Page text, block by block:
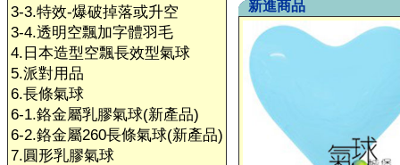
3-3.特效-爆破掉落或升空
3-4.透明空飄加字體羽毛
4.日本造型空飄長效型氣球
5.派對用品
6.長條氣球
6-1.鉻金屬乳膠氣球(新產品)
6-2.鉻金屬260長條氣球(新產品)
7.圓形乳膠氣球
新進商品